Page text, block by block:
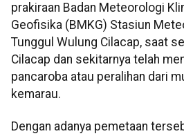
prakiraan Badan Meteorologi
Geofisika (BMKG) Stasiun
Tunggul Wulung Cilacap, saat
Cilacap dan sekitarnya telah
pancaroba atau peralihan dari
kemarau.
Dengan adanya pemetaan